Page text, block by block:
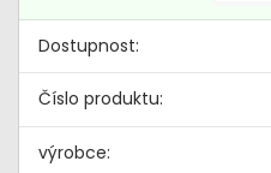
Dostupnost:
Číslo produktu:
výrobce: